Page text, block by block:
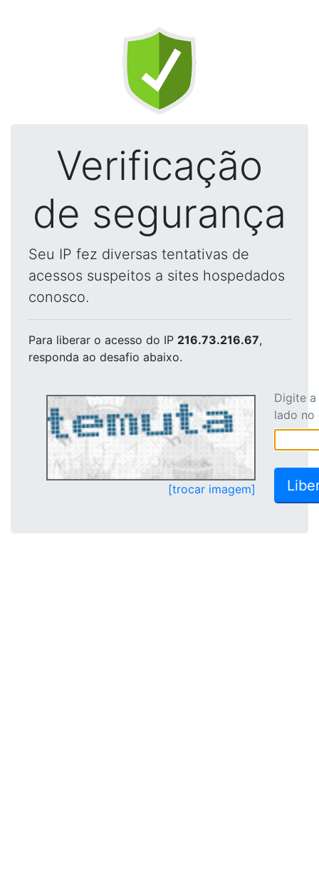
Verificação
de segurança
Seu IP fez diversas tentativas de
acessos suspeitos a sites hospedados
conosco.
Para liberar o acesso do IP 216.73.216.67,
responda ao desafio abaixo.
[trocar imagem]
Digite
lado no